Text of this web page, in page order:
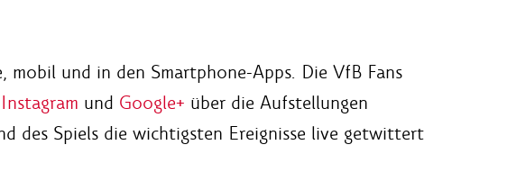
mobil und in den Smartphone-Apps. Die VfB Fans
Instagram und Google+ über die Aufstellungen
des Spiels die wichtigsten Ereignisse live getwittert